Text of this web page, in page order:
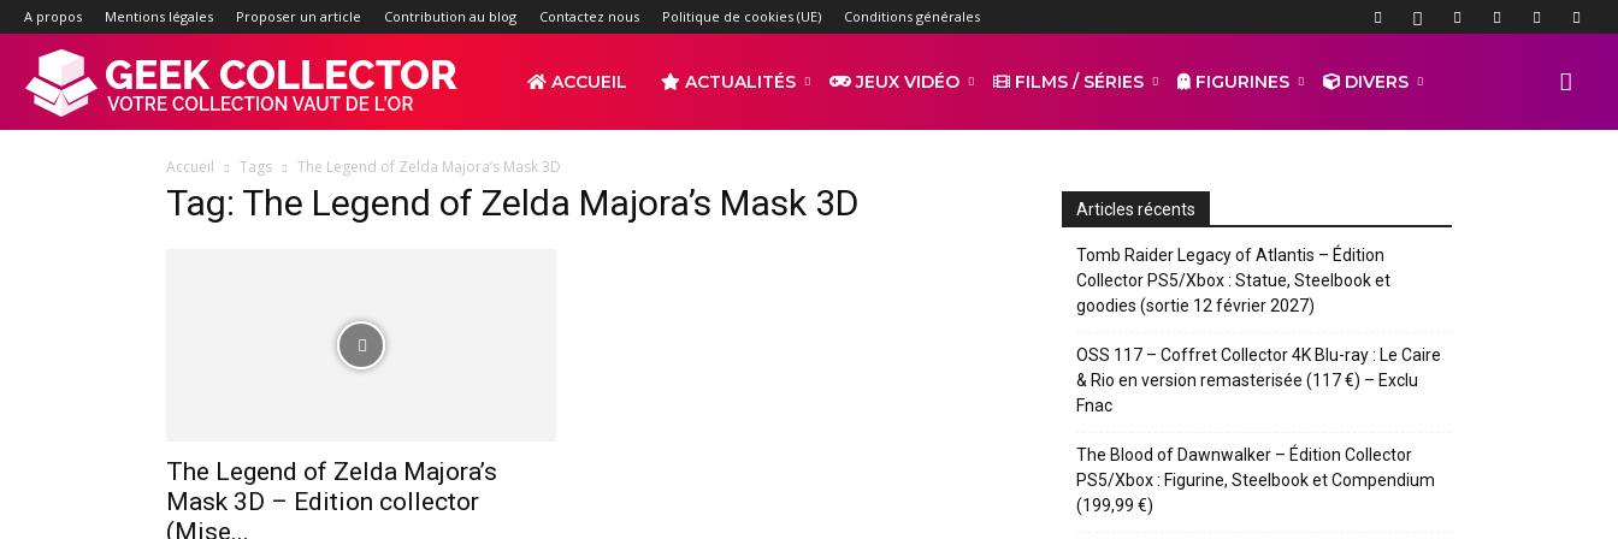
A propos Mentions légales Proposer un article Contribution au blog Contactez nous Politique de cookies (UE) Conditions générales
Collector.fr
d'actualités
ACCUEIL ACTUALITÉS JEUX VIDÉO FILMS / SÉRIES FIGURINES DIVERS
Accueil Tags The Legend of Zelda Majora’s Mask 3D
Tag: The Legend of Zelda Majora’s Mask 3D
The Legend of Zelda Majora’s
Mask 3D – Edition collector
(Mise...
Articles récents
Tomb Raider Legacy of Atlantis – Édition
Collector PS5/Xbox : Statue, Steelbook et
goodies (sortie 12 février 2027)
OSS 117 – Coffret Collector 4K Blu-ray : Le Caire
& Rio en version remasterisée (117 €) – Exclu
Fnac
The Blood of Dawnwalker – Édition Collector
PS5/Xbox : Figurine, Steelbook et Compendium
(199,99 €)